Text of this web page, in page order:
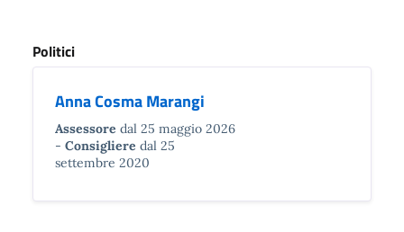
Politici
Anna Cosma Marangi
Assessore dal 25 maggio 2026
Consigliere dal 25
settembre 2020